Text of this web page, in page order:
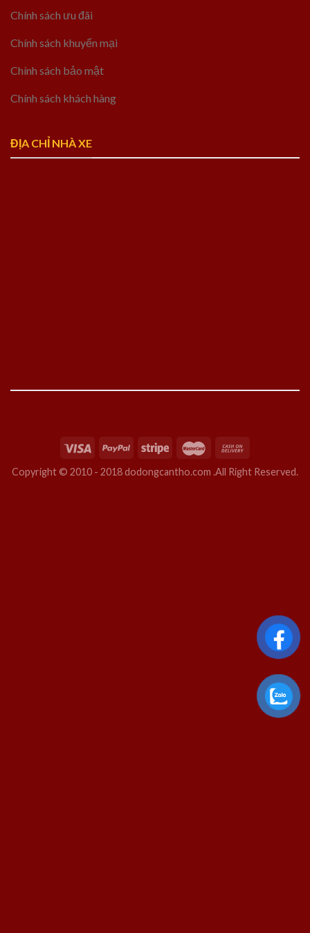
Chính sách ưu đãi
Chính sách khuyến mại
Chính sách bảo mật
Chính sách khách hàng
ĐỊA CHỈ NHÀ XE
Copyright © 2010 - 2018 dodongcantho.com .All Right Reserved.